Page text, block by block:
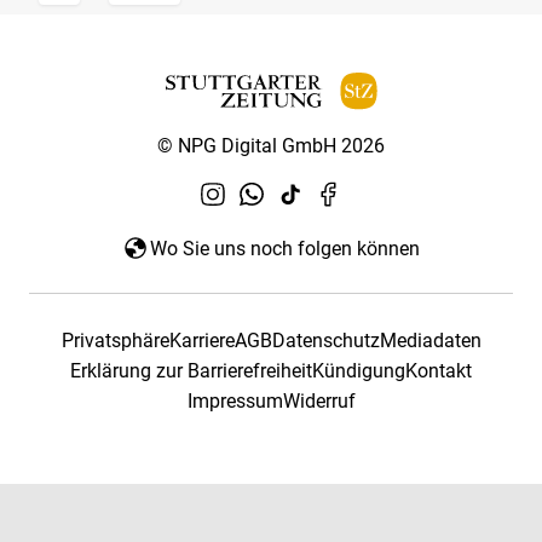
© NPG Digital GmbH 2026
Wo Sie uns noch folgen können
PrivatsphäreKarriereAGBDatenschutzMediadaten
Erklärung zur BarrierefreiheitKündigungKontakt
ImpressumWiderruf